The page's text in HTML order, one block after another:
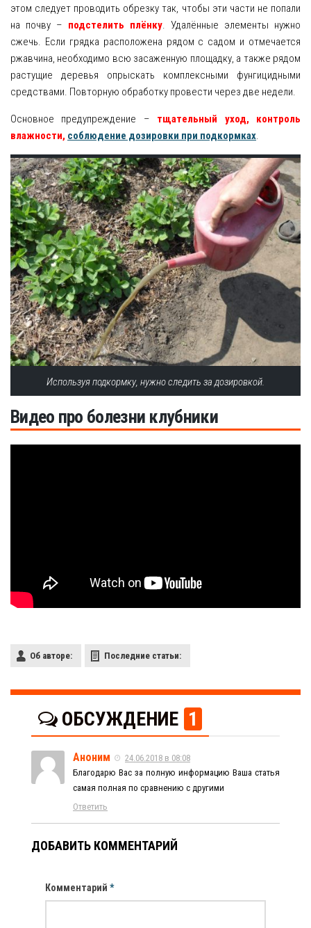
этом следует проводить обрезку так, чтобы эти части не попали
на почву – подстелить плёнку . Удалённые элементы нужно
сжечь. Если грядка расположена рядом с садом и отмечается
ржавчина, необходимо всю засаженную площадку, а также рядом
растущие деревья опрыскать комплексными фунгицидными
средствами. Повторную обработку провести через две недели.
Основное предупреждение – тщательный уход, контроль
влажности, соблюдение дозировки при подкормках
Используя подкормку, нужно следить за дозировкой.
Видео про болезни клубники
Об авторе: Последние статьи:
ОБСУЖДЕНИЕ 1
Аноним
24.06.2018 в 08:08
Благодарю Вас за полную информацию Ваша статья
самая полная по сравнению с другими
Ответить
ДОБАВИТЬ КОММЕНТАРИЙ
Комментарий *